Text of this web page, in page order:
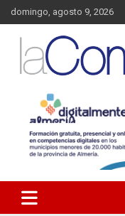
Saltar
al
contenido
domingo, agosto 9, 2026
La
Almanzora
Almanzora y sus